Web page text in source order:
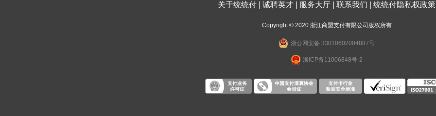
关于统统付 诚聘英才 服务大厅 联系我们 统统付隐私权政策
Copyright © 2020 浙江商盟支付有限公司版权所有
浙公网安备 33010602004887号
浙ICP备11006848号-2